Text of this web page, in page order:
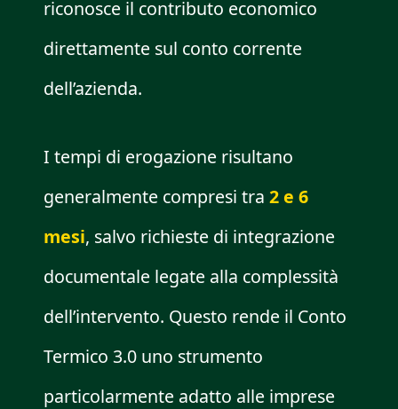
riconosce il contributo economico
direttamente sul conto corrente
dell’azienda.
I tempi di erogazione risultano
generalmente compresi tra 2 e 6
mesi, salvo richieste di integrazione
documentale legate alla complessità
dell’intervento. Questo rende il Conto
Termico 3.0 uno strumento
particolarmente adatto alle imprese